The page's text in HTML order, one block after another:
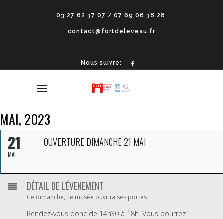
03 27 62 37 07 / 07 69 06 38 28
contact@fortdeleveau.fr
Nous suivre:
MAI, 2023
21
MAI
OUVERTURE DIMANCHE 21 MAI
DÉTAIL DE L'ÉVENEMENT
Ce dimanche, le musée ouvrira ses portes !
Rendez-vous donc de 14h30 à 18h. Vous pourrez